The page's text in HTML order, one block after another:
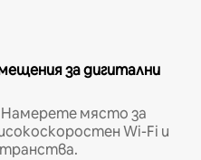
за дигитални
място за
Wi-Fi и